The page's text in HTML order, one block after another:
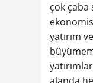
çok çaba
yatırım